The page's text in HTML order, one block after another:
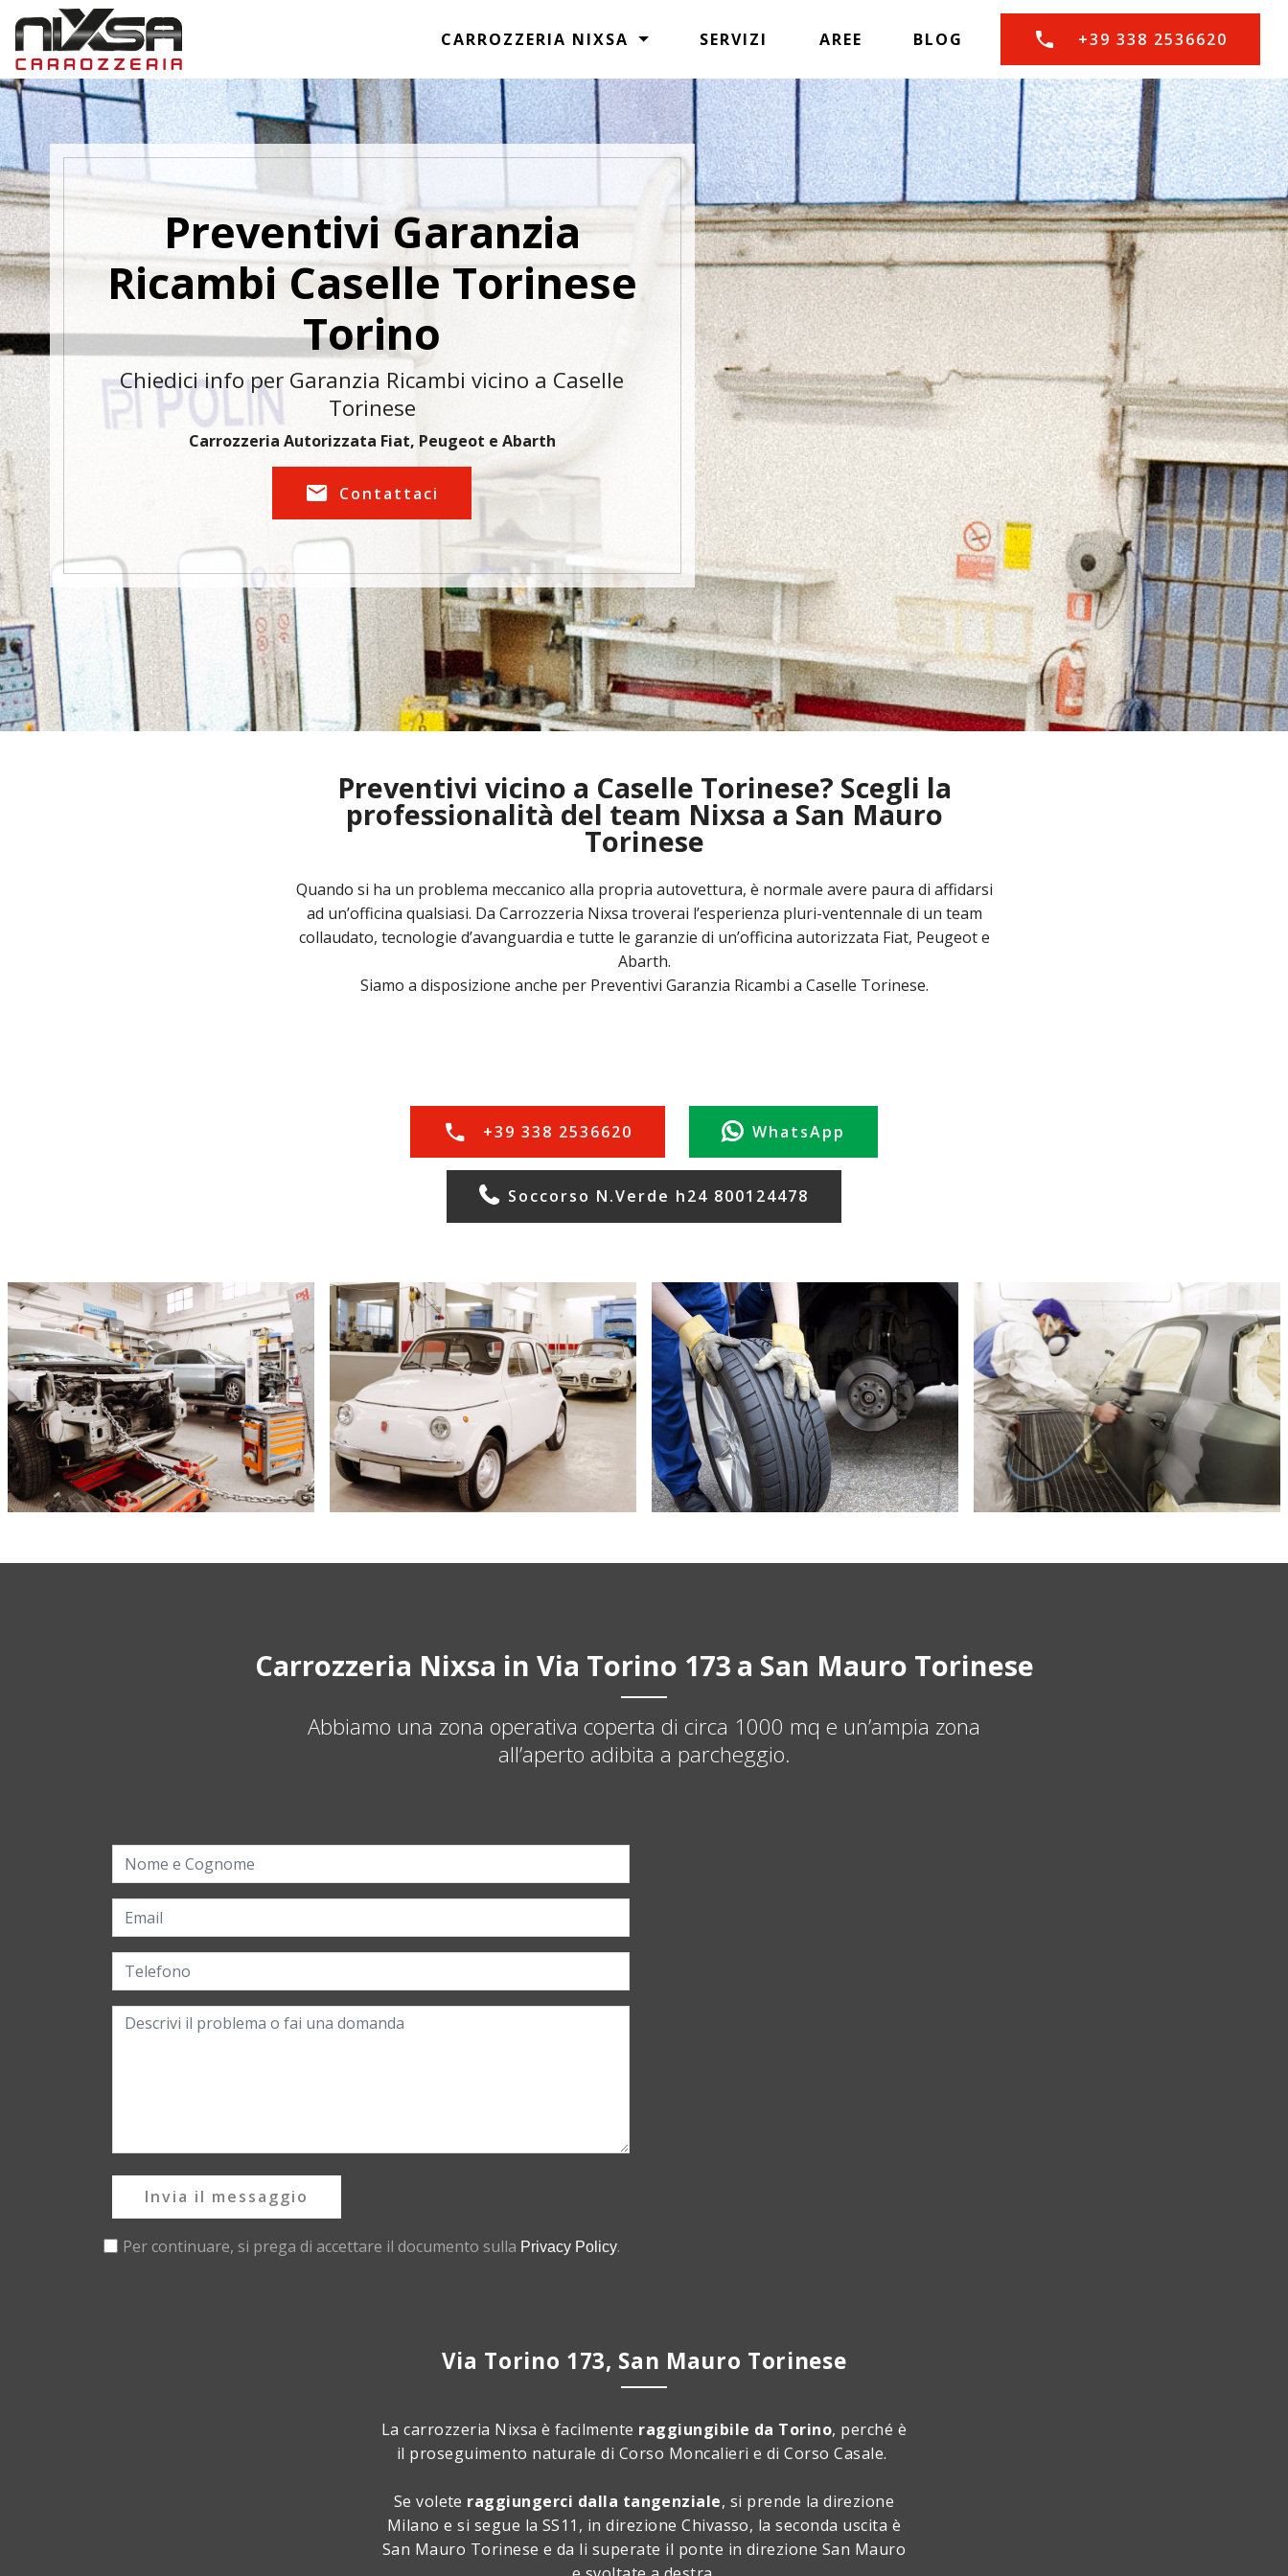
CARROZZERIA NIXSA SERVIZI AREE BLOG +39 338 2536620
Preventivi Garanzia
Ricambi Caselle Torinese
Torino
Chiedici info per Garanzia Ricambi vicino a Caselle
Torinese
Carrozzeria Autorizzata Fiat, Peugeot e Abarth
Contattaci
Preventivi vicino a Caselle Torinese? Scegli la
professionalità del team Nixsa a San Mauro
Torinese
Quando si ha un problema meccanico alla propria autovettura, è normale avere paura di affidarsi
ad un’officina qualsiasi. Da Carrozzeria Nixsa troverai l’esperienza pluri-ventennale di un team
collaudato, tecnologie d’avanguardia e tutte le garanzie di un’officina autorizzata Fiat, Peugeot e
Abarth.
Siamo a disposizione anche per Preventivi Garanzia Ricambi a Caselle Torinese.
+39 338 2536620 WhatsApp
Soccorso N.Verde h24 800124478
Carrozzeria Nixsa in Via Torino 173 a San Mauro Torinese
Abbiamo una zona operativa coperta di circa 1000 mq e un’ampia zona
all’aperto adibita a parcheggio.
Invia il messaggio
Per continuare, si prega di accettare il documento sulla Privacy Policy.
Via Torino 173, San Mauro Torinese
La carrozzeria Nixsa è facilmente raggiungibile da Torino, perché è
il proseguimento naturale di Corso Moncalieri e di Corso Casale.
Se volete raggiungerci dalla tangenziale, si prende la direzione
Milano e si segue la SS11, in direzione Chivasso, la seconda uscita è
San Mauro Torinese e da li superate il ponte in direzione San Mauro